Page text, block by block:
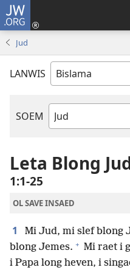
JW.ORG
Jud
LANWIS
SOEM
Ol
Blong
Baebol
Leta Blong
1:1-25
OL SAVE INSAED
1
Mi Jud, mi slef blong
blong Jemes. + Mi raet i
i Papa long heven, i